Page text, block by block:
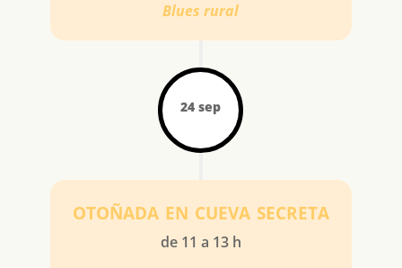
Blues rural
24 sep
otoñada en cueva secreta
de 11 a 13 h